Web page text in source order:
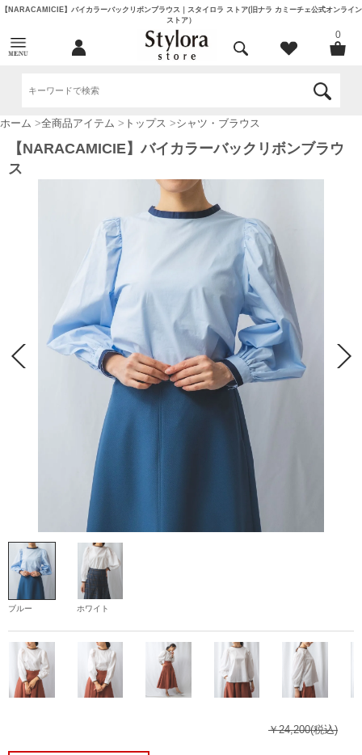
【NARACAMICIE】バイカラーバックリボンブラウス｜スタイロラ ストア(旧ナラ カミーチェ公式オンライン
ストア）
0
ホーム >全商品アイテム > トップス >シャツ・ブラウス
【NARACAMICIE】バイカラーバックリボンブラウ
ス
ブルー ホワイト
￥24,200(税込)